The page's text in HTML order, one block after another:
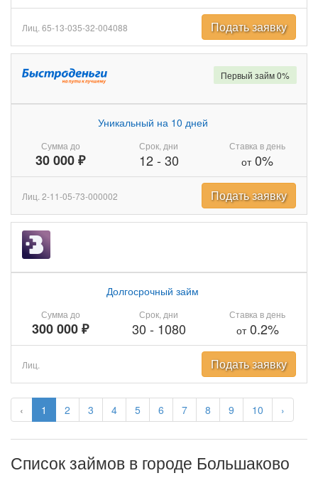
‹ 1 2 3 4 5 6 7 8 9 10 ›
Лиц. 65-13-035-32-004088 Подать заявку
Сумма до
30 000 ₽
Уникальный на 10 дней
Срок, дни
12- 30
Ставка в день
от0%
Первый займ 0%
Лиц. 2-11-05-73-000002 Подать заявку
Сумма до
300 000 ₽
Долгосрочный займ
Срок, дни
30 - 1080
Ставка в день
от0.2%
Лиц. Подать заявку
Список займов в городе Большаково